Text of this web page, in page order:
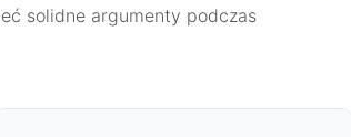
solidne argumenty podczas